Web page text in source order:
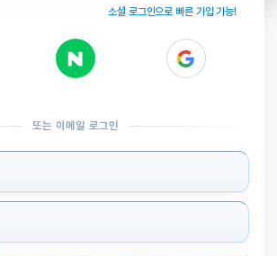
소셜 로그인으로 빠른 가입 가능!
또는 이메일 로그인